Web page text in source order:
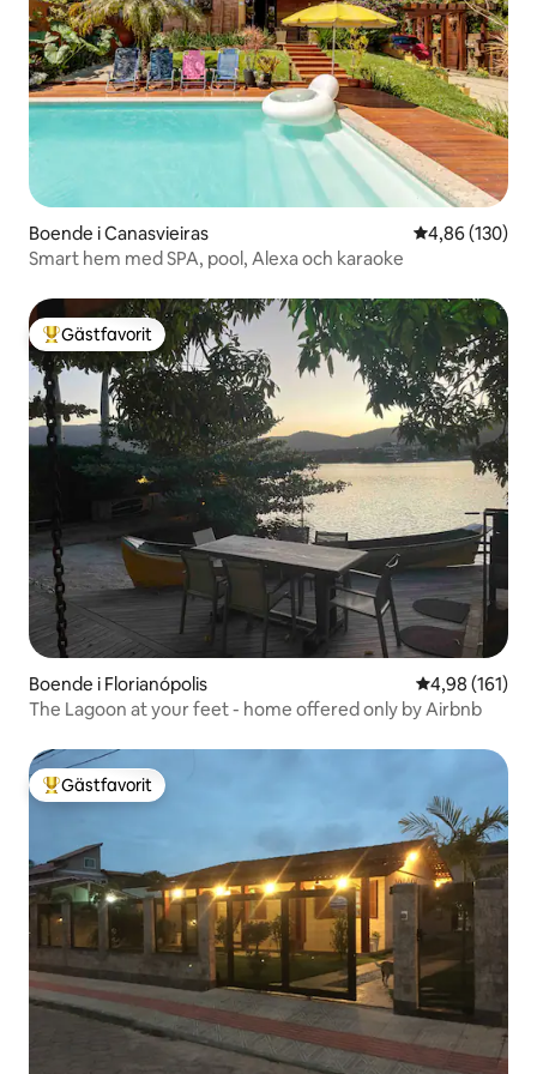
Boende i Canasvieiras 4,86 av 5 i
4,86 (130)
Smart hem med SPA, pool, Alexa och karaoke
Populär gästfavorit
Gästfavorit
Boende i Florianópolis 4,98 av 5 i
4,98 (161)
The Lagoon at your feet - home offered only by Airbnb
Populär gästfavorit
Gästfavorit